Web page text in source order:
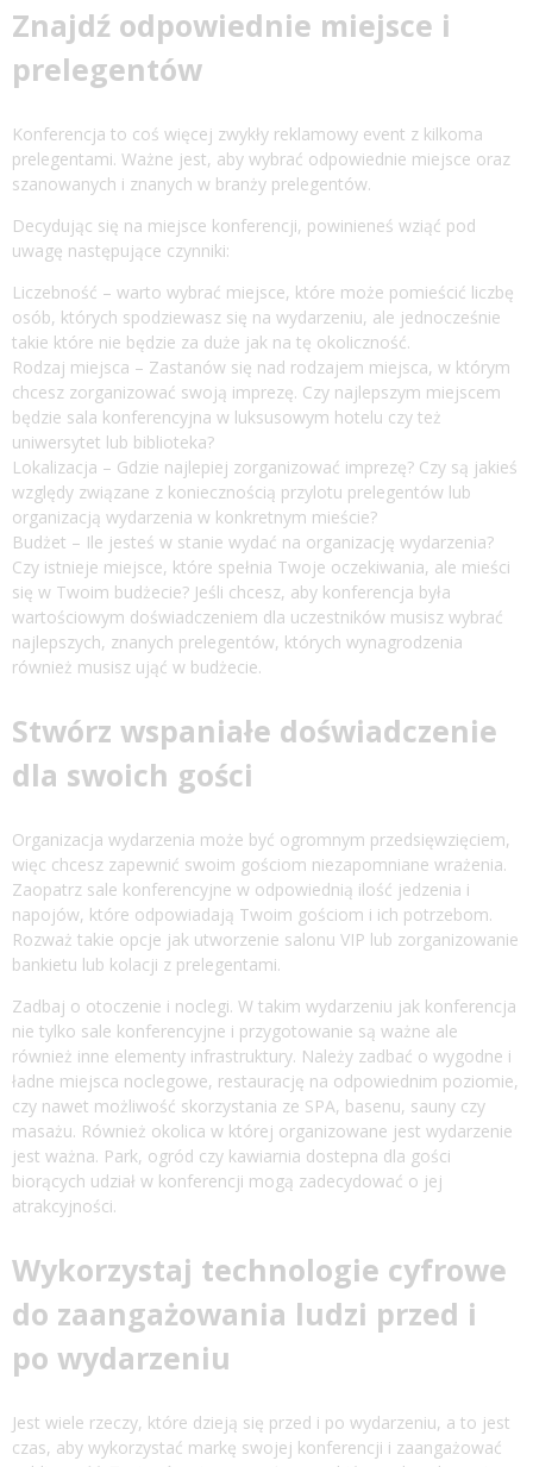
Znajdź odpowiednie miejsce i
prelegentów
Konferencja to coś więcej zwykły reklamowy event z kilkoma
prelegentami. Ważne jest, aby wybrać odpowiednie miejsce oraz
szanowanych i znanych w branży prelegentów.
Decydując się na miejsce konferencji, powinieneś wziąć pod
uwagę następujące czynniki:
Liczebność – warto wybrać miejsce, które może pomieścić liczbę
osób, których spodziewasz się na wydarzeniu, ale jednocześnie
takie które nie będzie za duże jak na tę okoliczność.
Rodzaj miejsca – Zastanów się nad rodzajem miejsca, w którym
chcesz zorganizować swoją imprezę. Czy najlepszym miejscem
będzie sala konferencyjna w luksusowym hotelu czy też
uniwersytet lub biblioteka?
Lokalizacja – Gdzie najlepiej zorganizować imprezę? Czy są jakieś
względy związane z koniecznością przylotu prelegentów lub
organizacją wydarzenia w konkretnym mieście?
Budżet – Ile jesteś w stanie wydać na organizację wydarzenia?
Czy istnieje miejsce, które spełnia Twoje oczekiwania, ale mieści
się w Twoim budżecie? Jeśli chcesz, aby konferencja była
wartościowym doświadczeniem dla uczestników musisz wybrać
najlepszych, znanych prelegentów, których wynagrodzenia
również musisz ująć w budżecie.
Stwórz wspaniałe doświadczenie
dla swoich gości
Organizacja wydarzenia może być ogromnym przedsięwzięciem,
więc chcesz zapewnić swoim gościom niezapomniane wrażenia.
Zaopatrz sale konferencyjne w odpowiednią ilość jedzenia i
napojów, które odpowiadają Twoim gościom i ich potrzebom.
Rozważ takie opcje jak utworzenie salonu VIP lub zorganizowanie
bankietu lub kolacji z prelegentami.
Zadbaj o otoczenie i noclegi. W takim wydarzeniu jak konferencja
nie tylko sale konferencyjne i przygotowanie są ważne ale
również inne elementy infrastruktury. Należy zadbać o wygodne i
ładne miejsca noclegowe, restaurację na odpowiednim poziomie,
czy nawet możliwość skorzystania ze SPA, basenu, sauny czy
masażu. Również okolica w której organizowane jest wydarzenie
jest ważna. Park, ogród czy kawiarnia dostepna dla gości
biorących udział w konferencji mogą zadecydować o jej
atrakcyjności.
Wykorzystaj technologie cyfrowe
do zaangażowania ludzi przed i
po wydarzeniu
Jest wiele rzeczy, które dzieją się przed i po wydarzeniu, a to jest
czas, aby wykorzystać markę swojej konferencji i zaangażować